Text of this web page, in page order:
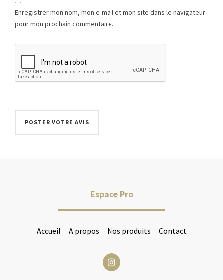
Enregistrer mon nom, mon e-mail et mon site dans le navigateur
pour mon prochain commentaire.
Espace Pro
Accueil A propos Nos produits Contact